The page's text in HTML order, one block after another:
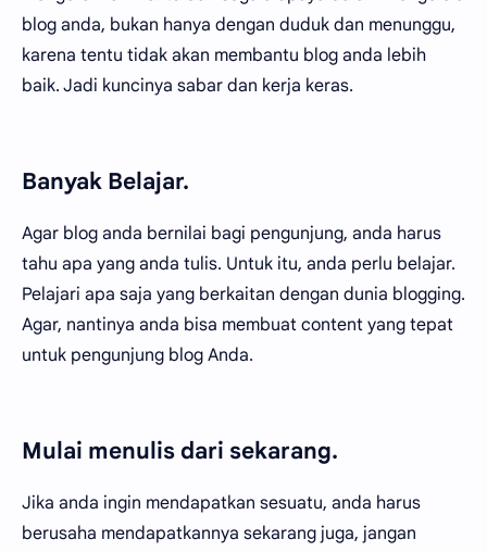
blog anda, bukan hanya dengan duduk dan menunggu,
karena tentu tidak akan membantu blog anda lebih
baik. Jadi kuncinya sabar dan kerja keras.
Banyak Belajar.
Agar blog anda bernilai bagi pengunjung, anda harus
tahu apa yang anda tulis. Untuk itu, anda perlu belajar.
Pelajari apa saja yang berkaitan dengan dunia blogging.
Agar, nantinya anda bisa membuat content yang tepat
untuk pengunjung blog Anda.
Mulai menulis dari sekarang.
Jika anda ingin mendapatkan sesuatu, anda harus
berusaha mendapatkannya sekarang juga, jangan